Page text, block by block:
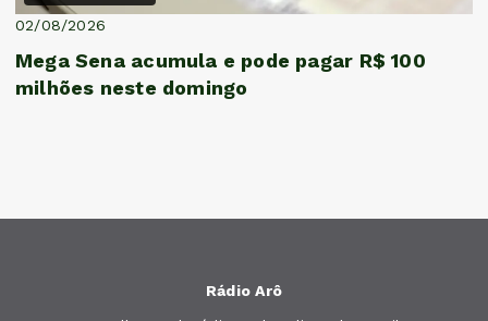
02/08/2026
Mega Sena acumula e pode pagar R$ 100
milhões neste domingo
Rádio Arô